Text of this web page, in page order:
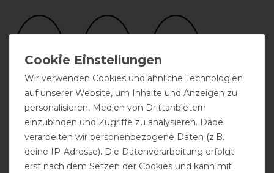
drei gerade
Bauchgurte
drei Kreuzgurte atmungsaktiv
Wir verwenden Cookies und ähnliche Technologien
auf unserer Website, um Inhalte und Anzeigen zu
personalisieren, Medien von Drittanbietern
einzubinden und Zugriffe zu analysieren. Dabei
verarbeiten wir personenbezogene Daten (z.B.
deine IP-Adresse). Die Datenverarbeitung erfolgt
erst nach dem Setzen der Cookies und kann mit